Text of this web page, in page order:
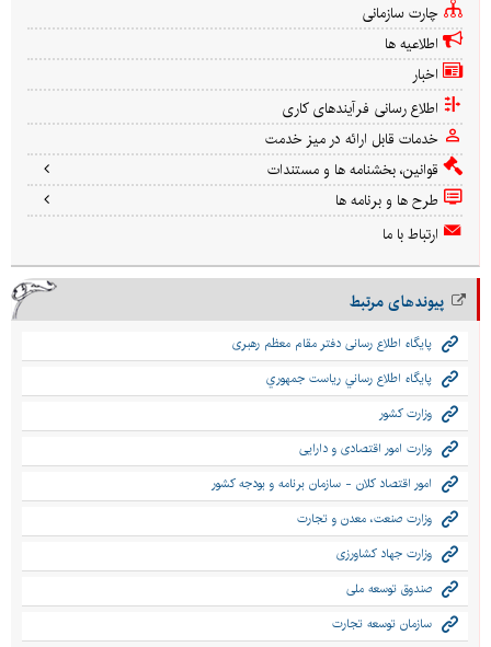
چارت سازمانی
اطلاعیه ها
اخبار
اطلاع رسانی فرآیندهای کاری
خدمات قابل ارائه در میز خدمت
قوانین، بخشنامه ها و مستندات
طرح ها و برنامه ها
ارتباط با ما
پیوندهای مرتبط
پایگاه اطلاع رسانی دفتر مقام معظم رهبری
پايگاه اطلاع رساني رياست جمهوري
وزارت کشور
وزارت امور اقتصادی و دارایی
امور اقتصاد كلان - سازمان برنامه و بودجه كشور
وزارت صنعت، معدن و تجارت
وزارت جهاد کشاورزی
صندوق توسعه ملی
سازمان توسعه تجارت